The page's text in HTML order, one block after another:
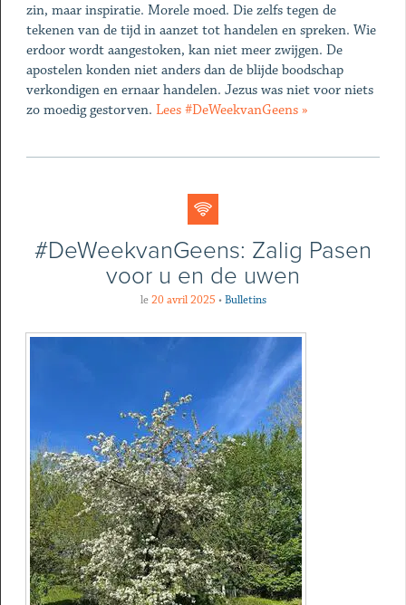
zin, maar inspiratie. Morele moed. Die zelfs tegen de
tekenen van de tijd in aanzet tot handelen en spreken. Wie
erdoor wordt aangestoken, kan niet meer zwijgen. De
apostelen konden niet anders dan de blijde boodschap
verkondigen en ernaar handelen. Jezus was niet voor niets
zo moedig gestorven. Lees #DeWeekvanGeens »
#DeWeekvanGeens: Zalig Pasen
voor u en de uwen
le 20 avril 2025 • Bulletins